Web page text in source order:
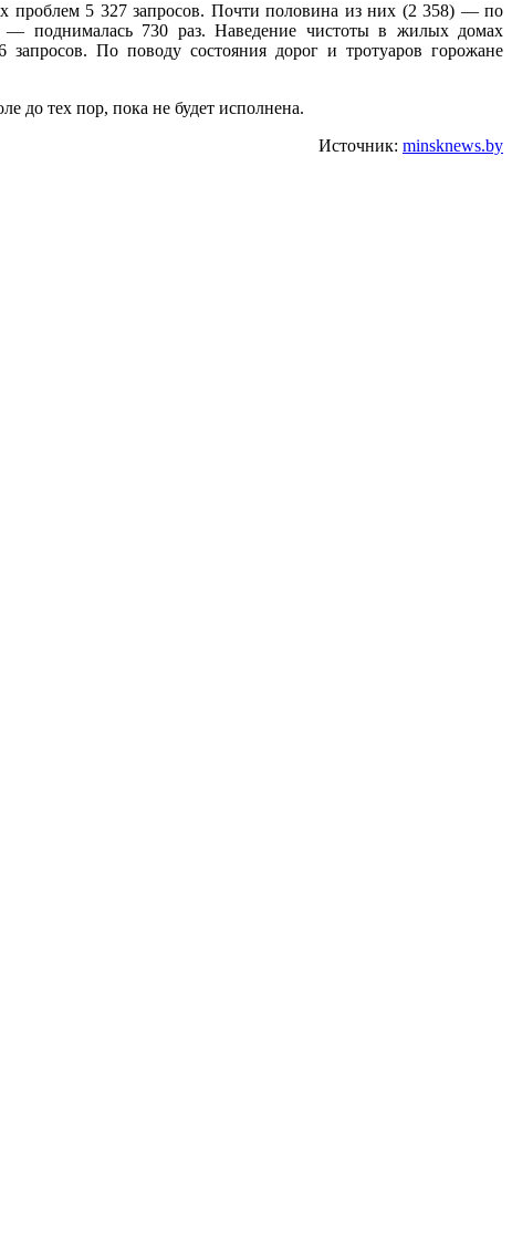
проблем 5 327 запросов. Почти половина из них (2 358) — по
— поднималась 730 раз. Наведение чистоты в жилых домах
запросов. По поводу состояния дорог и тротуаров горожане
до тех пор, пока не будет исполнена.
Источник: minsknews.by